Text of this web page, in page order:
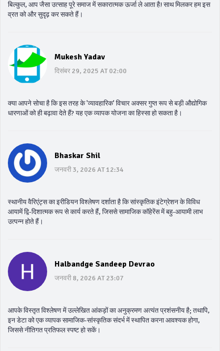
बिल्कुल, आप जैसा उत्साह पूरे समाज में सकारात्मक ऊर्जा ले आता है! साथ मिलकर हम इस
व्रत को और सुदृढ़ कर सकते हैं।
Mukesh Yadav
दिसंबर 29, 2025 AT 02:00
क्या आपने सोचा है कि इस तरह के 'व्यावहारिक' विचार अक्सर गुप्त रूप से बड़ी औद्योगिक
धारणाओं को ही बढ़ावा देते हैं? यह एक व्यापक योजना का हिस्सा हो सकता है।
Bhaskar Shil
जनवरी 3, 2026 AT 12:34
स्थानीय वैरिएंट्स का इरीडियन विश्लेषण दर्शाता है कि सांस्कृतिक इंटेग्रेशन के विविध
आयामें द्वि‑दिशात्मक रूप से कार्य करते हैं, जिससे सामाजिक कॉहेरेंस में बहु‑आयामी लाभ
उत्पन्न होते हैं।
Halbandge Sandeep Devrao
जनवरी 8, 2026 AT 23:07
आपके विस्तृत विश्लेषण में उल्लेखित आंकड़ों का अनुक्रमण अत्यंत प्रशंसनीय है; तथापि,
इन डेटा को एक व्यापक सामाजिक-सांस्कृतिक संदर्भ में स्थापित करना आवश्यक होगा,
जिससे नीतिगत प्रतिफल स्पष्ट हो सकें।